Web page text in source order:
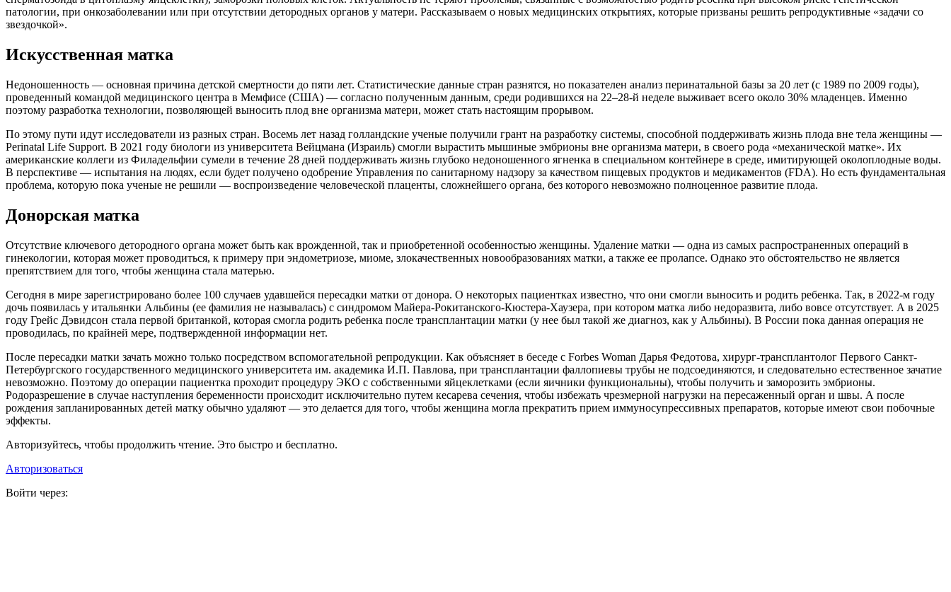
патологии, при онкозаболевании или при отсутствии детородных органов у матери. Рассказываем о новых медицинских открытиях, которые призваны решить репродуктивные «задачи со
звездочкой».
Искусственная матка
Недоношенность — основная причина детской смертности до пяти лет. Статистические данные стран разнятся, но показателен анализ перинатальной базы за 20 лет (с 1989 по 2009 годы),
проведенный командой медицинского центра в Мемфисе (США) — согласно полученным данным, среди родившихся на 22–28-й неделе выживает всего около 30% младенцев. Именно
поэтому разработка технологии, позволяющей выносить плод вне организма матери, может стать настоящим прорывом.
По этому пути идут исследователи из разных стран. Восемь лет назад голландские ученые получили грант на разработку системы, способной поддерживать жизнь плода вне тела женщины —
Perinatal Life Support. В 2021 году биологи из университета Вейцмана (Израиль) смогли вырастить мышиные эмбрионы вне организма матери, в своего рода «механической матке». Их
американские коллеги из Филадельфии сумели в течение 28 дней поддерживать жизнь глубоко недоношенного ягненка в специальном контейнере в среде, имитирующей околоплодные воды.
В перспективе — испытания на людях, если будет получено одобрение Управления по санитарному надзору за качеством пищевых продуктов и медикаментов (FDA). Но есть фундаментальная
проблема, которую пока ученые не решили — воспроизведение человеческой плаценты, сложнейшего органа, без которого невозможно полноценное развитие плода.
Донорская матка
Отсутствие ключевого детородного органа может быть как врожденной, так и приобретенной особенностью женщины. Удаление матки — одна из самых распространенных операций в
гинекологии, которая может проводиться, к примеру при эндометриозе, миоме, злокачественных новообразованиях матки, а также ее пролапсе. Однако это обстоятельство не является
препятствием для того, чтобы женщина стала матерью.
Сегодня в мире зарегистрировано более 100 случаев удавшейся пересадки матки от донора. О некоторых пациентках известно, что они смогли выносить и родить ребенка. Так, в 2022-м году
дочь появилась у итальянки Альбины (ее фамилия не называлась) с синдромом Майера-Рокитанского-Кюстера-Хаузера, при котором матка либо недоразвита, либо вовсе отсутствует. А в 2025
году Грейс Дэвидсон стала первой британкой, которая смогла родить ребенка после трансплантации матки (у нее был такой же диагноз, как у Альбины). В России пока данная операция не
проводилась, по крайней мере, подтвержденной информации нет.
После пересадки матки зачать можно только посредством вспомогательной репродукции. Как объясняет в беседе с Forbes Woman Дарья Федотова, хирург-трансплантолог Первого Санкт-
Петербургского государственного медицинского университета им. академика И.П. Павлова, при трансплантации фаллопиевы трубы не подсоединяются, и следовательно естественное зачатие
невозможно. Поэтому до операции пациентка проходит процедуру ЭКО с собственными яйцеклетками (если яичники функциональны), чтобы получить и заморозить эмбрионы.
Родоразрешение в случае наступления беременности происходит исключительно путем кесарева сечения, чтобы избежать чрезмерной нагрузки на пересаженный орган и швы. А после
рождения запланированных детей матку обычно удаляют — это делается для того, чтобы женщина могла прекратить прием иммуносупрессивных препаратов, которые имеют свои побочные
эффекты.
Авторизуйтесь, чтобы продолжить чтение. Это быстро и бесплатно.
Авторизоваться
Войти через: